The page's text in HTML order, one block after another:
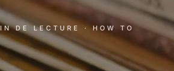
DE LECTURE · HOW TO